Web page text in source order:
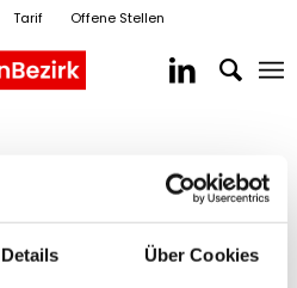
Details Über Cookies
Tarif Offene Stellen